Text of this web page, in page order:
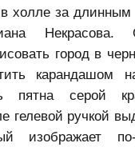
холле за
Некрасова.
город в
карандашом
пятна серой
гелевой ручкой
изображает